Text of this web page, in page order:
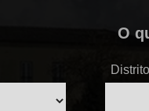
O
Distrito